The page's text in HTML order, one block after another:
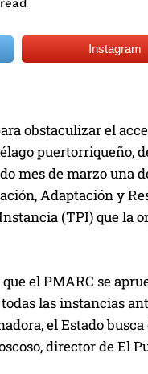
read
Instagram
obstaculizar el
puertorriqueño,
mes de marzo una
Adaptación y
(TPI) que la
el PMARC se
las instancias
el Estado
director de El